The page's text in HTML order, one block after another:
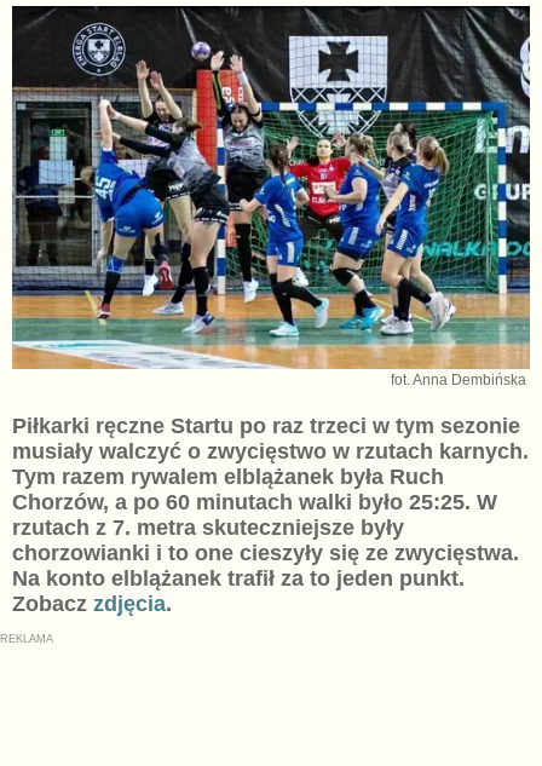
fot. Anna Dembińska
Piłkarki ręczne Startu po raz trzeci w tym sezonie
musiały walczyć o zwycięstwo w rzutach karnych.
Tym razem rywalem elblążanek była Ruch
Chorzów, a po 60 minutach walki było 25:25. W
rzutach z 7. metra skuteczniejsze były
chorzowianki i to one cieszyły się ze zwycięstwa.
Na konto elblążanek trafił za to jeden punkt.
Zobacz zdjęcia.